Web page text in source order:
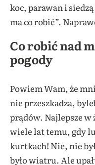
koc, parawan i
ma co robić”.
Co robić nad
pogody
Powiem Wam, że
nie przeszkadza,
prądów. Najlepsze w
wiele lat temu, gdy
kurtkach! Nie, nie
było wiatru. Ale